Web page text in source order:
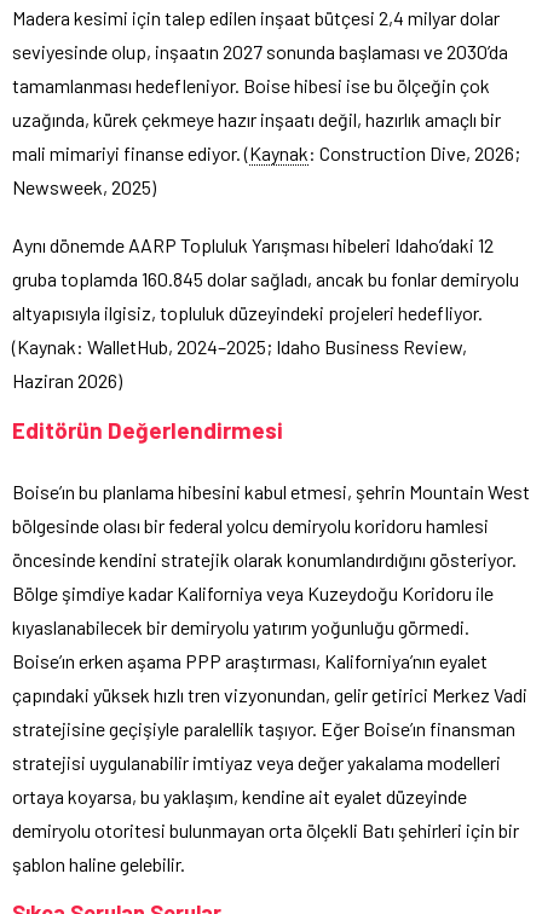
Madera kesimi için talep edilen inşaat bütçesi 2,4 milyar dolar
seviyesinde olup, inşaatın 2027 sonunda başlaması ve 2030’da
tamamlanması hedefleniyor. Boise hibesi ise bu ölçeğin çok
uzağında, kürek çekmeye hazır inşaatı değil, hazırlık amaçlı bir
mali mimariyi finanse ediyor. (Kaynak: Construction Dive, 2026;
Newsweek, 2025)
Aynı dönemde AARP Topluluk Yarışması hibeleri Idaho’daki 12
gruba toplamda 160.845 dolar sağladı, ancak bu fonlar demiryolu
altyapısıyla ilgisiz, topluluk düzeyindeki projeleri hedefliyor.
(Kaynak: WalletHub, 2024–2025; Idaho Business Review,
Haziran 2026)
Editörün Değerlendirmesi
Boise’ın bu planlama hibesini kabul etmesi, şehrin Mountain West
bölgesinde olası bir federal yolcu demiryolu koridoru hamlesi
öncesinde kendini stratejik olarak konumlandırdığını gösteriyor.
Bölge şimdiye kadar Kaliforniya veya Kuzeydoğu Koridoru ile
kıyaslanabilecek bir demiryolu yatırım yoğunluğu görmedi.
Boise’ın erken aşama PPP araştırması, Kaliforniya’nın eyalet
çapındaki yüksek hızlı tren vizyonundan, gelir getirici Merkez Vadi
stratejisine geçişiyle paralellik taşıyor. Eğer Boise’ın finansman
stratejisi uygulanabilir imtiyaz veya değer yakalama modelleri
ortaya koyarsa, bu yaklaşım, kendine ait eyalet düzeyinde
demiryolu otoritesi bulunmayan orta ölçekli Batı şehirleri için bir
şablon haline gelebilir.